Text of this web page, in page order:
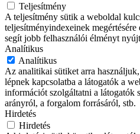
Teljesítmény
A teljesítmény sütik a weboldal
teljesítményindexeinek megértésére
segít jobb felhasználói élményt
Analítikus
Analítikus
Az analitikai sütiket arra
lépnek kapcsolatba a látogatók a
információt szolgáltatni a látogatók
arányról, a forgalom forrásáról, stb.
Hirdetés
Hirdetés